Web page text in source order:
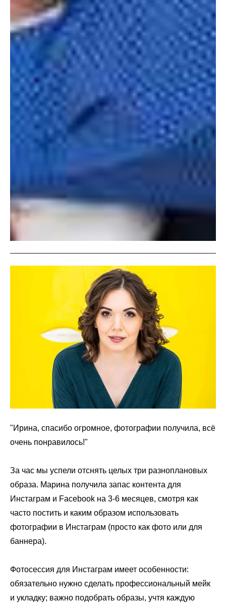
"Ирина, спасибо огромное, фотографии получила, всё
очень понравилось!"
За час мы успели отснять целых три разноплановых
образа. Марина получила запас контента для
Инстаграм и Facebook на 3-6 месяцев, смотря как
часто постить и каким образом использовать
фотографии в Инстаграм (просто как фото или для
баннера).
Фотосессия для Инстаграм имеет особенности:
обязательно нужно сделать профессиональный мейк
и укладку; важно подобрать образы, учтя каждую